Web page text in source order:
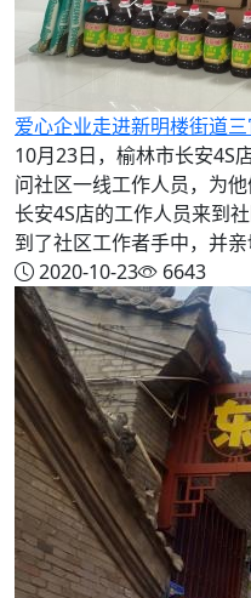
爱心企业走进新明楼街道
10月23日，榆林市长安4S
问社区一线工作人员，为
长安4S店的工作人员来到
到了社区工作者手中，并
2020-10-23
6643